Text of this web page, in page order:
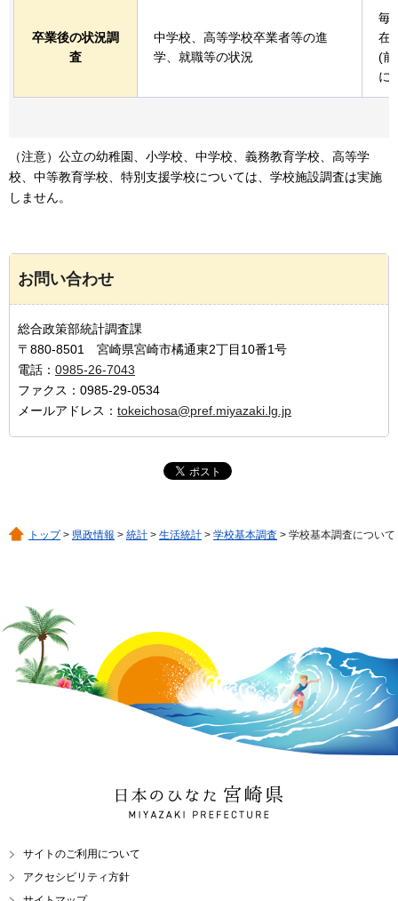
卒業後の状況調
査
中学校、高等学校卒業者等の進
学、就職等の状況
毎
在
(前
に
（注意）公立の幼稚園、小学校、中学校、義務教育学校、高等学
校、中等教育学校、特別支援学校については、学校施設調査は実施
しません。
お問い合わせ
総合政策部統計調査課
〒880-8501 宮崎県宮崎市橘通東2丁目10番1号
電話： 0985-26-7043
ファクス：0985-29-0534
メールアドレス： tokeichosa@pref.miyazaki.lg.jp
トップ> 県政情報 > 統計 > 生活統計 > 学校基本調査 > 学校基本調査について
日本のひなた 宮崎県
MIYAZAKI PREFECTURE
サイトのご利用について
アクセシビリティ方針